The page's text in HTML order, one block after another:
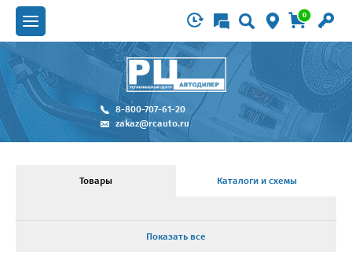
0
8-800-707-61-20
zakaz@rcauto.ru
Товары Каталоги и схемы
Показать все